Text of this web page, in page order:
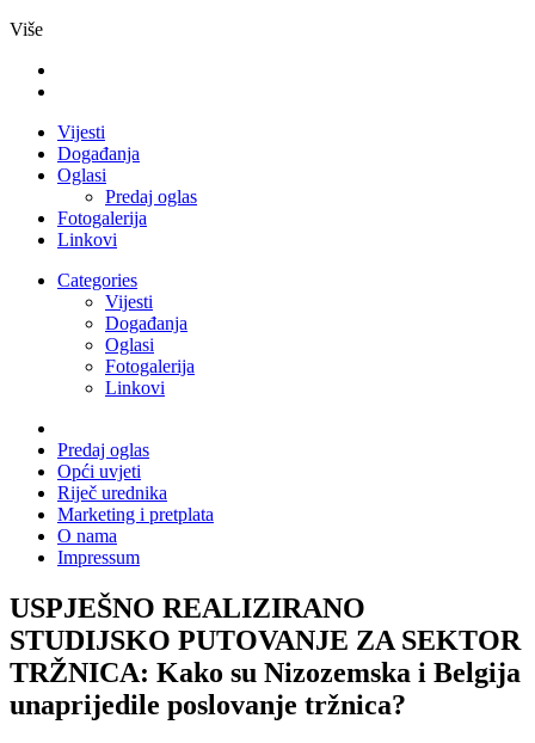
Više
Vijesti
Događanja
Oglasi
Predaj oglas
Fotogalerija
Linkovi
Categories
Vijesti
Događanja
Oglasi
Fotogalerija
Linkovi
Predaj oglas
Opći uvjeti
Riječ urednika
Marketing i pretplata
O nama
Impressum
USPJEŠNO REALIZIRANO
STUDIJSKO PUTOVANJE ZA SEKTOR
TRŽNICA: Kako su Nizozemska i Belgija
unaprijedile poslovanje tržnica?